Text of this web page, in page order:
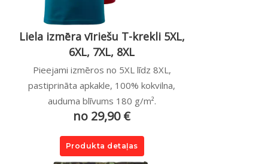
Liela izmēra vīriešu T-krekli 5XL,
6XL, 7XL, 8XL
Pieejami izmēros no 5XL līdz 8XL,
pastiprināta apkakle, 100% kokvilna,
auduma blīvums 180 g/m².
no 29,90 €
Produkta detaļas